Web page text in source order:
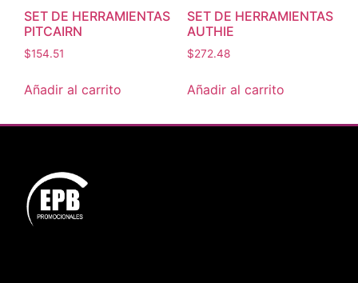
SET DE HERRAMIENTAS
PITCAIRN
$154.51
Añadir al carrito
SET DE HERRAMIENTAS
AUTHIE
$272.48
Añadir al carrito